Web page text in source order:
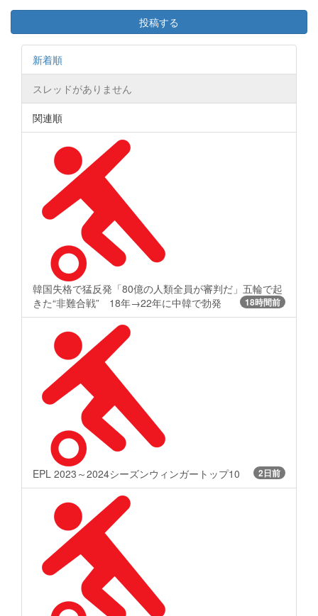
投稿する
新着順
スレッドがありません
関連順
韓国失格で猛反発「80億の人類全員が審判だ」五輪で起
きた“非難合戦” 18年→22年に中韓で勃発
18時間前
EPL 2023～2024シーズンウィンガートップ10 2日前